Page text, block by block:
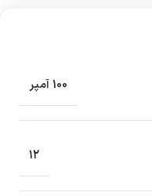
100 آمپر
۱۲